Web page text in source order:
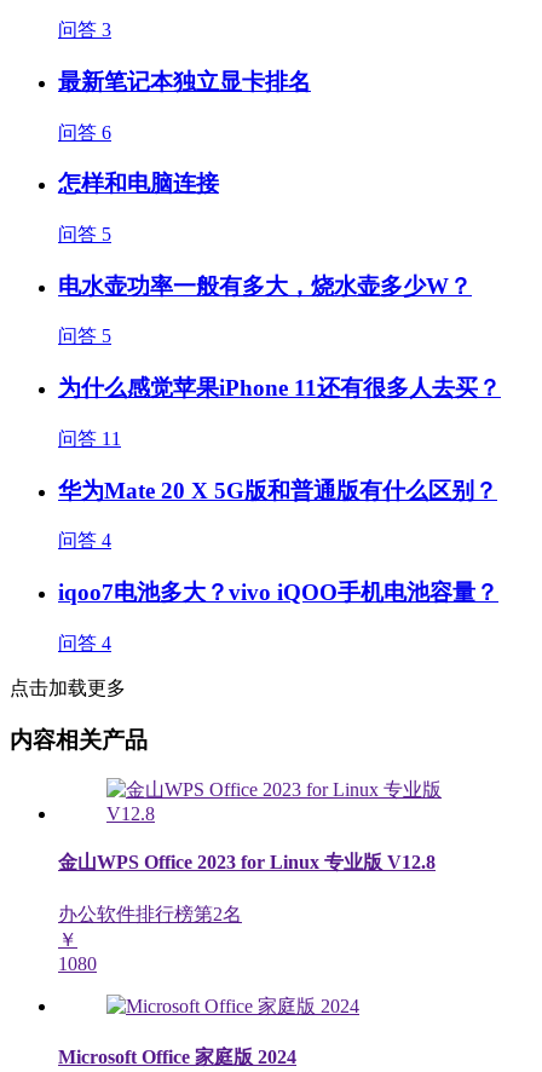
问答 3
最新笔记本独立显卡排名
问答 6
怎样和电脑连接
问答 5
电水壶功率一般有多大，烧水壶多少W？
问答 5
为什么感觉苹果iPhone 11还有很多人去买？
问答 11
华为Mate 20 X 5G版和普通版有什么区别？
问答 4
iqoo7电池多大？vivo iQOO手机电池容量？
问答 4
点击加载更多
内容相关产品
金山WPS Office 2023 for Linux 专业版 V12.8
办公软件排行榜第2名
￥
1080
Microsoft Office 家庭版 2024